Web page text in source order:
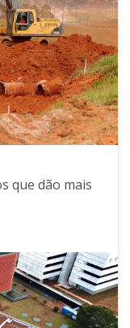
que dão mais